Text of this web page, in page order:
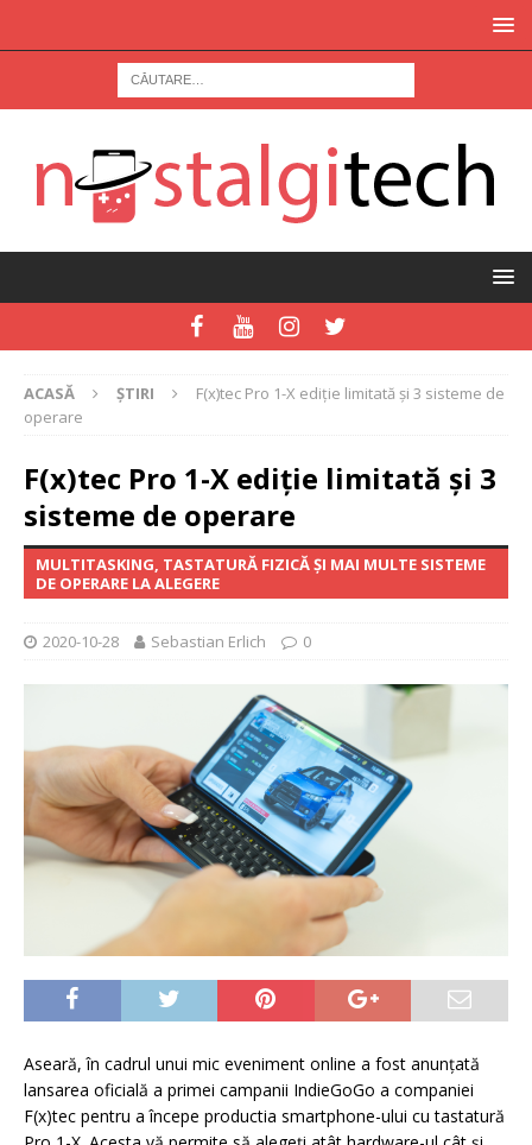
ACASĂ ȘTIRI
F(x)tec Pro 1-X ediție limitată și 3 sisteme de
operare
F(x)tec Pro 1-X ediție limitată și 3
sisteme de operare
MULTITASKING, TASTATURĂ FIZICĂ ȘI MAI MULTE SISTEME
DE OPERARE LA ALEGERE
2020-10-28 Sebastian Erlich 0
Aseară, în cadrul unui mic eveniment online a fost anunțată
lansarea oficială a primei campanii IndieGoGo a companiei
F(x)tec pentru a începe productia smartphone-ului cu tastatură